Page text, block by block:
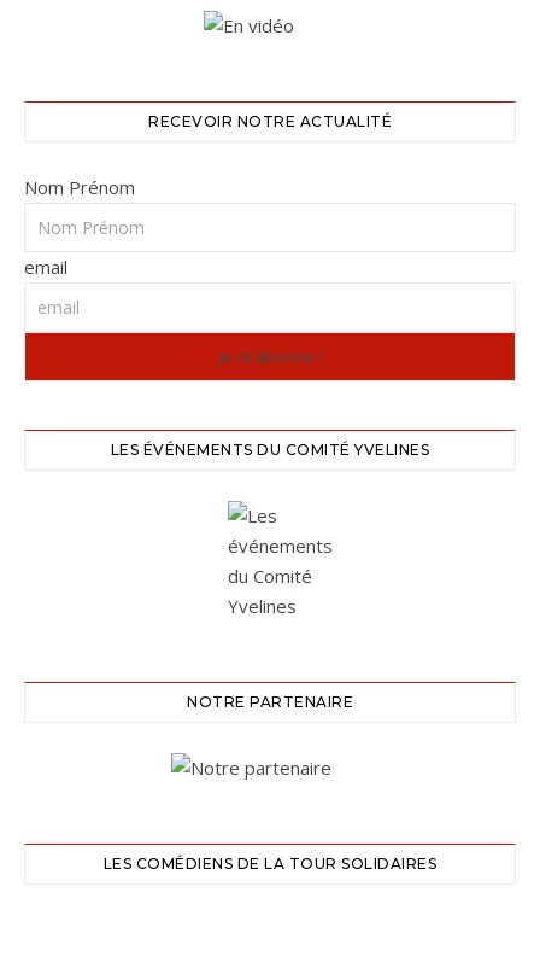
RECEVOIR NOTRE ACTUALITÉ
Nom Prénom
email
LES ÉVÉNEMENTS DU COMITÉ YVELINES
NOTRE PARTENAIRE
LES COMÉDIENS DE LA TOUR SOLIDAIRES